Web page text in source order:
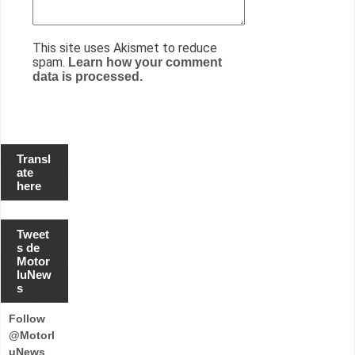
This site uses Akismet to reduce
spam. Learn how your comment
data is processed.
Transl
ate
here
Tweet
s de
Motor
luNew
s
Follow
@Motorl
uNews